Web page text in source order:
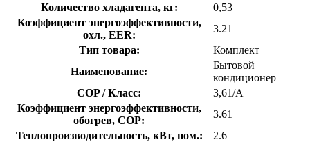
Количество хладагента, кг:
0,53
Коэффициент энергоэффективности,
охл., EER:
3.21
Тип товара:
Комплект
Наименование:
Бытовой
кондиционер
COP / Класс:
3,61/A
Коэффициент энергоэффективности,
обогрев, COP:
3.61
Теплопроизводительность, кВт, ном.:
2.6